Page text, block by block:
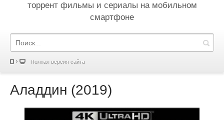
торрент фильмы и сериалы на мобильном
смартфоне
Полная версия сайта
Аладдин (2019)